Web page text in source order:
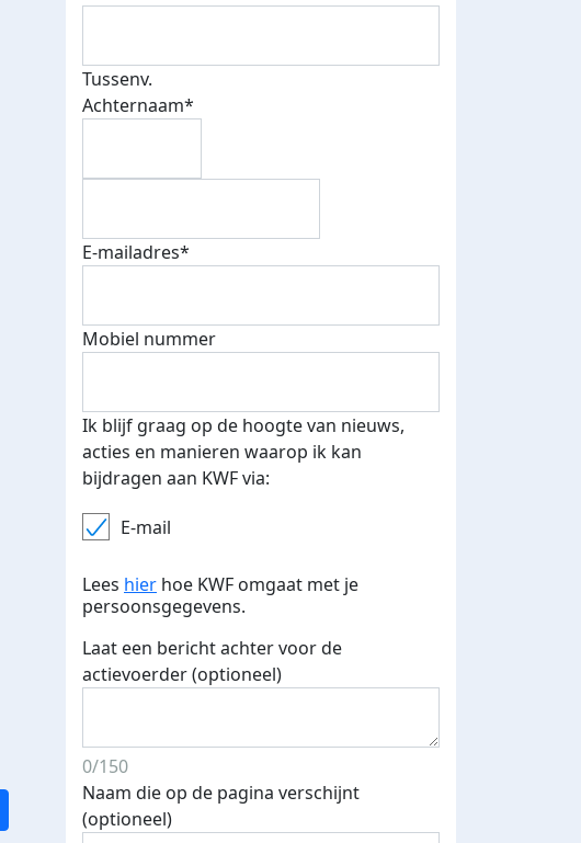
Tussenv.
Achternaam*
E-mailadres*
Mobiel nummer
Ik blijf graag op de hoogte van nieuws,
acties en manieren waarop ik kan
bijdragen aan KWF via:
E-mail
Lees hier hoe KWF omgaat met je
persoonsgegevens.
Laat een bericht achter voor de
actievoerder (optioneel)
0/150
Naam die op de pagina verschijnt
(optioneel)